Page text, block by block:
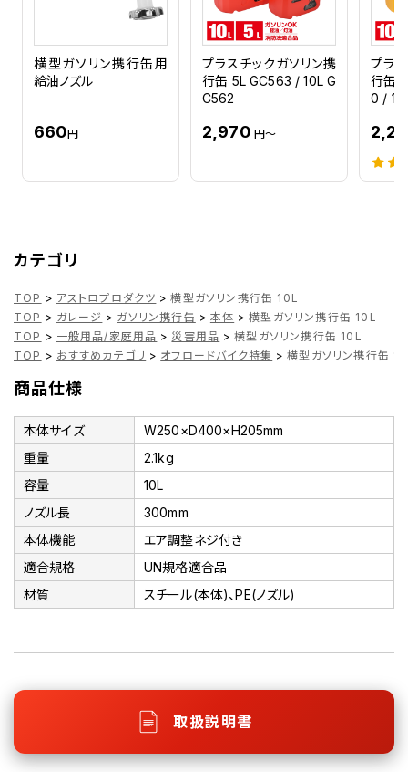
横型ガソリン携行缶用
給油ノズル
660円
プラスチックガソリン携
行缶 5L GC563 / 10L G
C562
2,970 円～
プラ
行缶
0 /
カテゴリ
TOP > アストロプロダクツ > 横型ガソリン携行缶 10L
TOP > ガレージ > ガソリン携行缶 > 本体 > 横型ガソリン携行缶 10L
TOP > 一般用品/家庭用品 > 災害用品 > 横型ガソリン携行缶 10L
TOP > おすすめカテゴリ > オフロードバイク特集 > 横型ガソリン携行缶
商品仕様
本体サイズ
W250×D400×H205mm
重量
2.1kg
容量
10L
ノズル長
300mm
本体機能
エア調整ネジ付き
適合規格
UN規格適合品
材質
スチール(本体)、PE(ノズル)
取扱説明書